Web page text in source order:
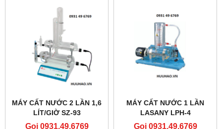
MÁY CẤT NƯỚC 2 LẦN 1,6
LÍT/GIỜ SZ-93
Gọi 0931.49.6769
MÁY CẤT NƯỚC 1 LẦN
LASANY LPH-4
Gọi 0931.49.6769